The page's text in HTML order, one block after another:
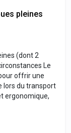
pleines
(dont 2
Le
offrir une
lors du transport
ergonomique,